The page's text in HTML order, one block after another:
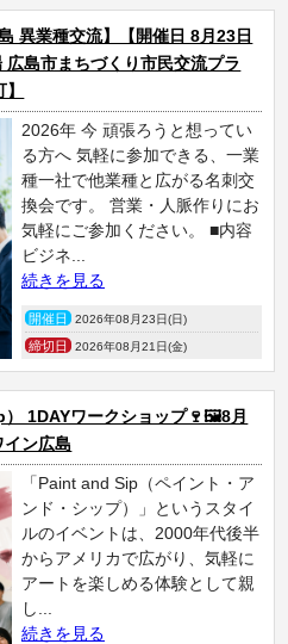
異業種交流】【開催日 8月23日
広島市まちづくり市民交流プラ
2026年 今 頑張ろうと想ってい
る方へ 気軽に参加できる、一業
種一社で他業種と広がる名刺交
換会です。 営業・人脈作りにお
気軽にご参加ください。 ■内容
ビジネ...
続きを見る
開催日 2026年08月23日(日)
締切日 2026年08月21日(金)
1DAYワークショップ🍷🖼️8月
ン広島
「Paint and Sip（ペイント・ア
ンド・シップ）」というスタイ
ルのイベントは、2000年代後半
からアメリカで広がり、気軽に
アートを楽しめる体験として親
し...
続きを見る